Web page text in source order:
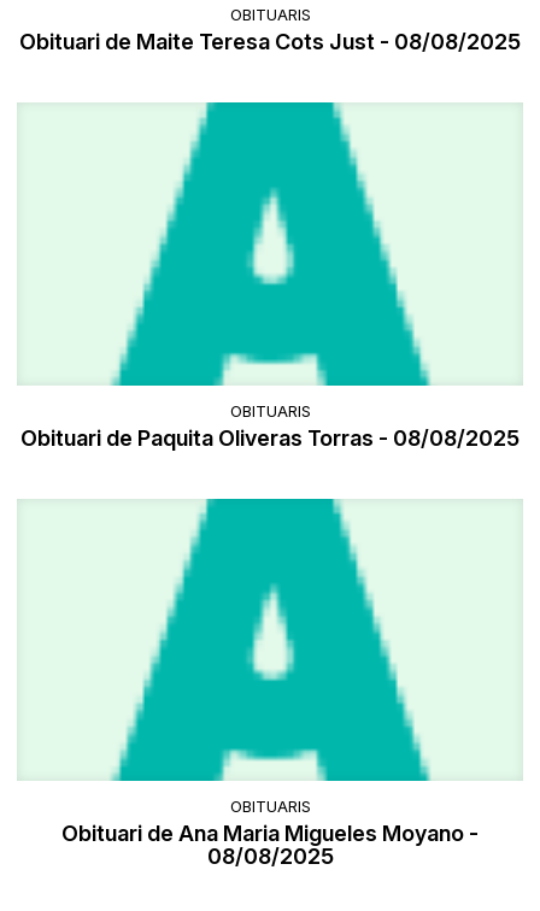
OBITUARIS
Obituari de Maite Teresa Cots Just - 08/08/2025
OBITUARIS
Obituari de Paquita Oliveras Torras - 08/08/2025
OBITUARIS
Obituari de Ana Maria Migueles Moyano -
08/08/2025